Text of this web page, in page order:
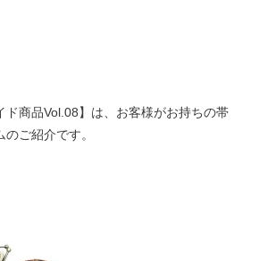
ド商品Vol.08】は、お客様がお持ちの帯
ご紹介です。